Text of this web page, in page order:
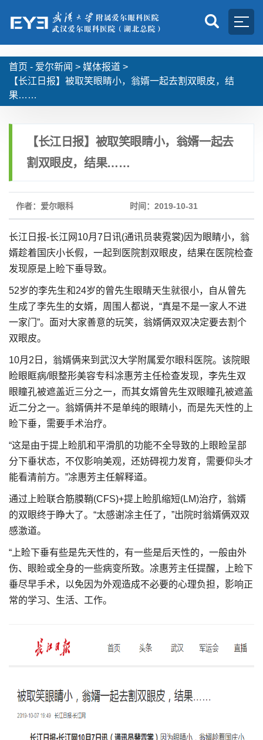
首页 - 爱尔新闻 > 媒体报道 >
【长江日报】被取笑眼睛小，翁婿一起去割双眼皮，结
果……
【长江日报】被取笑眼睛小，翁婿一起去
割双眼皮，结果……
作者：爱尔眼科 时间：2019-10-31
长江日报-长江网10月7日讯(通讯员裴霓裳)因为眼睛小，翁
婿趁着国庆小长假，一起到医院割双眼皮，结果在医院检查
发现原是上睑下垂导致。
52岁的李先生和24岁的曾先生眼睛天生就很小，自从曾先
生成了李先生的女婿，周围人都说，“真是不是一家人不进
一家门”。面对大家善意的玩笑，翁婿俩双双决定要去割个
双眼皮。
10月2日，翁婿俩来到武汉大学附属爱尔眼科医院。该院眼
睑眼眶病/眼整形美容专科凃惠芳主任检查发现，李先生双
眼瞳孔被遮盖近三分之一，而其女婿曾先生双眼瞳孔被遮盖
近二分之一。翁婿俩并不是单纯的眼睛小，而是先天性的上
睑下垂，需要手术治疗。
“这是由于提上睑肌和平滑肌的功能不全导致的上眼睑呈部
分下垂状态，不仅影响美观，还妨碍视力发育，需要仰头才
能看清前方。”凃惠芳主任解释道。
通过上睑联合筋膜鞘(CFS)+提上睑肌缩短(LM)治疗，翁婿
的双眼终于睁大了。“太感谢凃主任了，”出院时翁婿俩双双
感激道。
“上睑下垂有些是先天性的，有一些是后天性的，一般由外
伤、眼睑或全身的一些病变所致。凃惠芳主任提醒，上睑下
垂尽早手术，以免因为外观造成不必要的心理负担，影响正
常的学习、生活、工作。